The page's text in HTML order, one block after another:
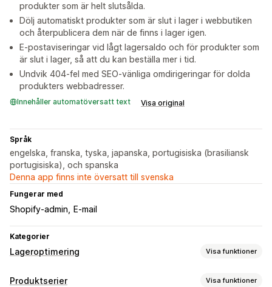
produkter som är helt slutsålda.
Dölj automatiskt produkter som är slut i lager i webbutiken
och återpublicera dem när de finns i lager igen.
E-postaviseringar vid lågt lagersaldo och för produkter som
är slut i lager, så att du kan beställa mer i tid.
Undvik 404-fel med SEO-vänliga omdirigeringar för dolda
produkters webbadresser.
Innehåller automatöversatt text Visa original
Språk
engelska, franska, tyska, japanska, portugisiska (brasiliansk
portugisiska), och spanska
Denna app finns inte översatt till svenska
Fungerar med
Shopify-admin E-mail
Kategorier
Lageroptimering Visa funktioner
Lagerhantering
Produktserier Visa funktioner